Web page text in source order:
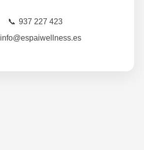
📞 937 227 423
info@espaiwellness.es